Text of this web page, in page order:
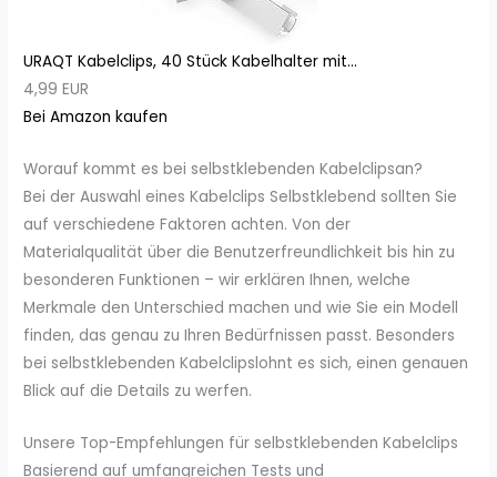
URAQT Kabelclips, 40 Stück Kabelhalter mit...
4,99 EUR
Bei Amazon kaufen
Worauf kommt es bei selbstklebenden Kabelclipsan?
Bei der Auswahl eines Kabelclips Selbstklebend sollten Sie
auf verschiedene Faktoren achten. Von der
Materialqualität über die Benutzerfreundlichkeit bis hin zu
besonderen Funktionen – wir erklären Ihnen, welche
Merkmale den Unterschied machen und wie Sie ein Modell
finden, das genau zu Ihren Bedürfnissen passt. Besonders
bei selbstklebenden Kabelclipslohnt es sich, einen genauen
Blick auf die Details zu werfen.
Unsere Top-Empfehlungen für selbstklebenden Kabelclips
Basierend auf umfangreichen Tests und